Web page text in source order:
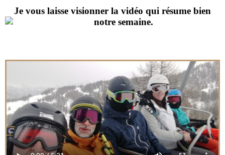
Je vous laisse visionner la vidéo qui résume bien
notre semaine.